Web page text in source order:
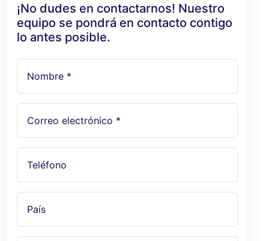
¡No dudes en contactarnos! Nuestro
equipo se pondrá en contacto contigo
lo antes posible.
Nombre *
Correo electrónico *
Teléfono
País